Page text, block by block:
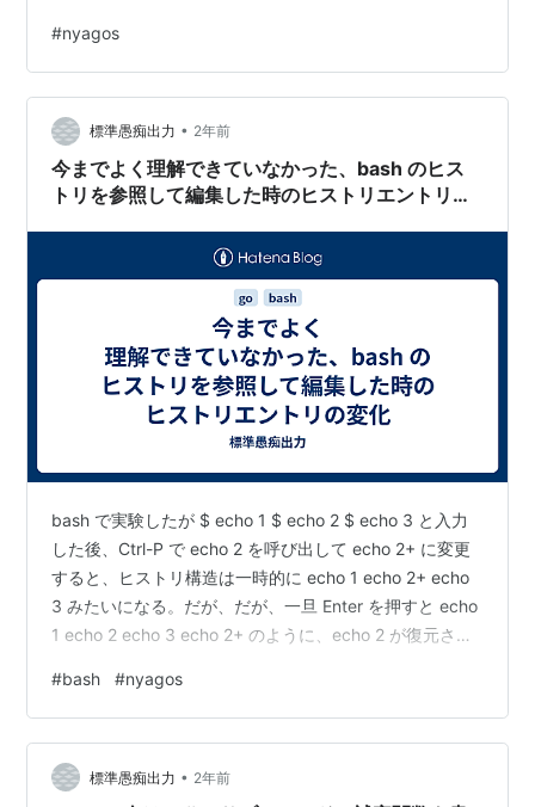
スの説明としたかったところですが、やはりLua製という
こともあり、Lua の知識が必要となります。 シングルク
ォートを使いたい curl と jq で、GitHub レポジトリの
Contributor list を作る - 標準愚痴出力 上の記事中…
#nyagos
標準愚痴出力 • 2年前
今までよく理解できていなかった、bash のヒス
トリを参照して編集した時のヒストリエントリの
bash で実験したが $ echo 1 $ echo 2 $ echo 3 と入力
した後、Ctrl-P で echo 2 を呼び出して echo 2+ に変更
すると、ヒストリ構造は一時的に echo 1 echo 2+ echo
3 みたいになる。だが、だが、一旦 Enter を押すと echo
1 echo 2 echo 3 echo 2+ のように、echo 2 が復元さ
go-readline-ny は一時動作までエミュレートできていな
いので、いずれちゃんと直さなくちゃなあ（誰も気にし
ていないようだが） 幸い、ヒストリまわりのイン…
#bash #nyagos
標準愚痴出力 • 2年前